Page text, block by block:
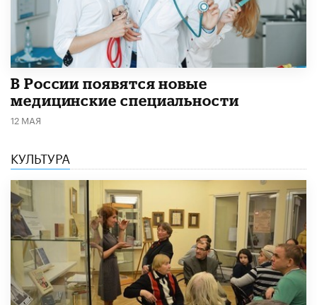
В России появятся новые
медицинские специальности
12 МАЯ
КУЛЬТУРА